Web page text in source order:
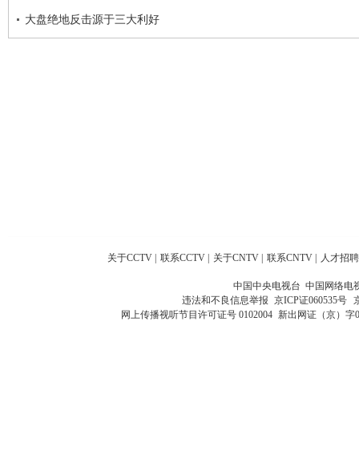
大盘绝地反击源于三大利好
关于CCTV 联系CCTV 关于CNTV 联系CNTV 人才招聘
中国中央电视台 中国网络电
违法和不良信息举报 京ICP证060535号
网上传播视听节目许可证号 0102004 新出网证（京）